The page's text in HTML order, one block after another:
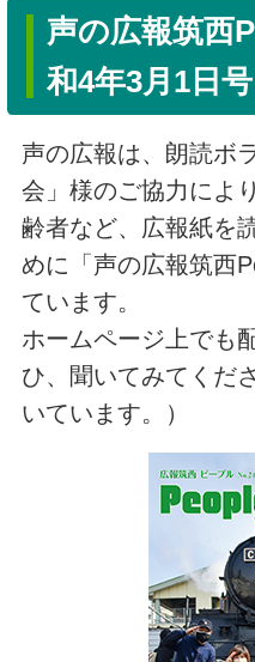
声の広報筑西
和4年3月1日号
声の広報は、朗読ボ
会」様のご協力によ
齢者など、広報紙を
めに「声の広報筑西
ています。
ホームページ上でも
ひ、聞いてみてくだ
いています。）